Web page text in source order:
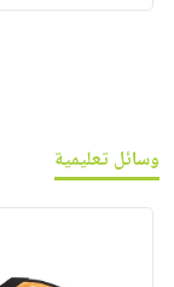
وسائل تعليمية